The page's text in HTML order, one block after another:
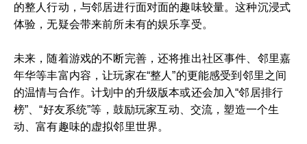
的整人行动，与邻居进行面对面的趣味较量。这种沉浸式
体验，无疑会带来前所未有的娱乐享受。
未来，随着游戏的不断完善，还将推出社区事件、邻里嘉
年华等丰富内容，让玩家在“整人”的更能感受到邻里之间
的温情与合作。计划中的升级版本或还会加入“邻居排行
榜”、“好友系统”等，鼓励玩家互动、交流，塑造一个生
动、富有趣味的虚拟邻里世界。